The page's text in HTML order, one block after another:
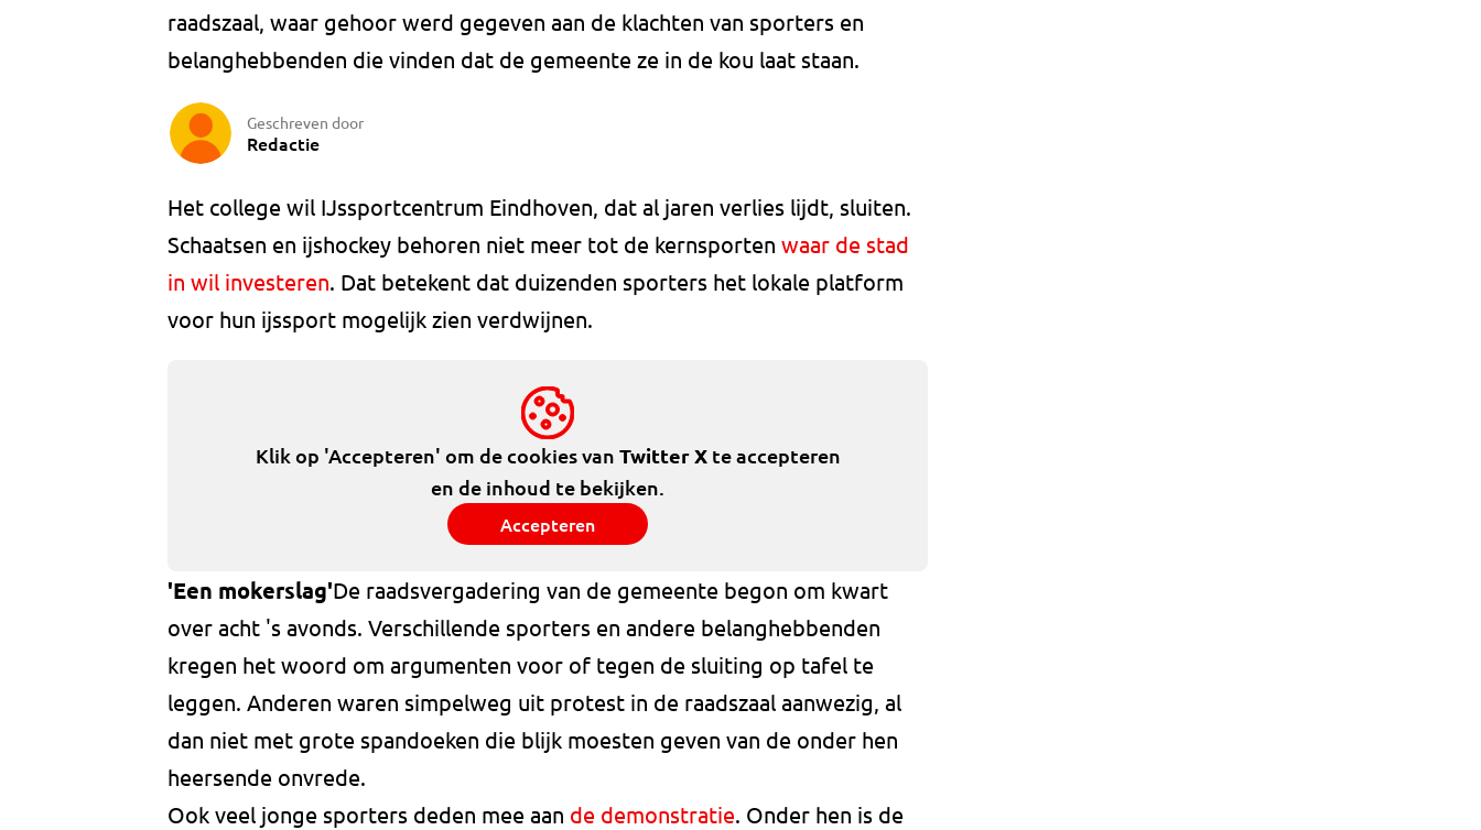
raadszaal, waar gehoor werd gegeven aan de klachten van sporters en
belanghebbenden die vinden dat de gemeente ze in de kou laat staan.
Geschreven door
Redactie
Het college wil IJssportcentrum Eindhoven, dat al jaren verlies lijdt, sluiten.
Schaatsen en ijshockey behoren niet meer tot de kernsporten waar de stad
in wil investeren. Dat betekent dat duizenden sporters het lokale platform
voor hun ijssport mogelijk zien verdwijnen.
Klik op 'Accepteren' om de cookies van Twitter Xte accepteren
en de inhoud te bekijken.
Accepteren
'Een mokerslag'De raadsvergadering van de gemeente begon om kwart
over acht 's avonds. Verschillende sporters en andere belanghebbenden
kregen het woord om argumenten voor of tegen de sluiting op tafel te
leggen. Anderen waren simpelweg uit protest in de raadszaal aanwezig, al
dan niet met grote spandoeken die blijk moesten geven van de onder hen
heersende onvrede.
Ook veel jonge sporters deden mee aan de demonstratie. Onder hen is de